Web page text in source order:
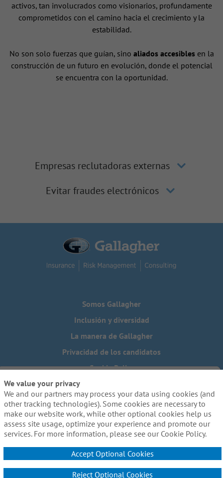
activos, tan involucrados como visionarios, profundamente
comprometidos con el camino hacia el crecimiento y la
estabilidad.
No son solo fuerzas que guían, sino aliados accesiblesen la
construcción de un futuro en evolución, donde el potencial
se encuentra con la oportunidad.
Empresas reclutadoras externas
Evitar fraudes electrónicos
Somos Gallagher
Inclusión y diversidad
La manera de Gallagher
Privacidad de los candidatos
Cookie Policy
Do Not Sell or Share My Personal Information - US Residents
¿Necesita una adaptación especial para completar alguna
parte de nuestro proceso de solicitud, incluido el uso de
este sitio web? Escríbanos a:Careers@ajg.com
We value your privacy
We and our partners may process your data using cookies (and
other tracking technologies). Some cookies are necessary to
make our website work, while other optional cookies help us
assess site usage, optimize your experience and promote our
services. For more information, please see our Cookie Policy.
Accept Optional Cookies
Reject Optional Cookies